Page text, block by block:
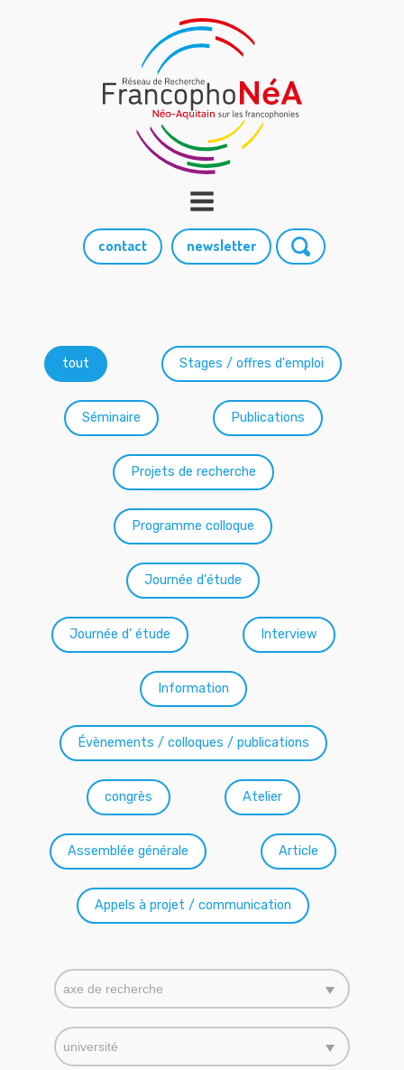
contact newsletter
Catégories
tout Stages / offres d'emploi
Séminaire Publications
Projets de recherche
Programme colloque
Journée d'étude
Journée d' étude Interview
Information
Évènements / colloques / publications
congrès Atelier
Assemblée générale Article
Appels à projet / communication
Axe de recherche
Sélectionnez le contenu
Sélectionnez le contenu
Université
Sélectionnez le contenu
Sélectionnez le contenu